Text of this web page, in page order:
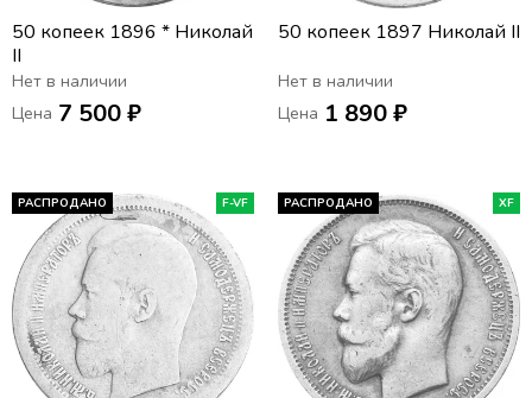
50 копеек 1896 * Николай
II
Нет в наличии
Цена 7 500 ₽
50 копеек 1897 Николай II
Нет в наличии
Цена 1 890 ₽
РАСПРОДАНО F-VF РАСПРОДАНО XF